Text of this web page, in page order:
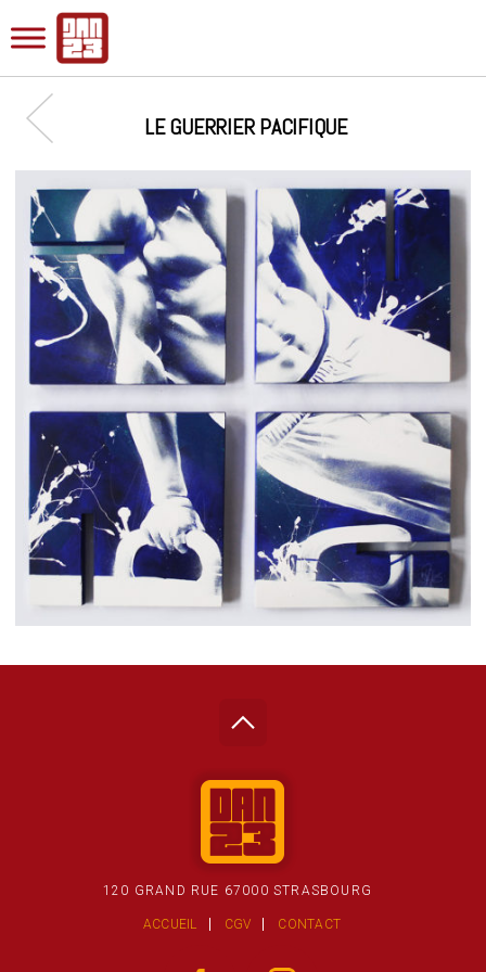
LE GUERRIER PACIFIQUE
120 GRAND RUE 67000 STRASBOURG
ACCUEIL CGV CONTACT